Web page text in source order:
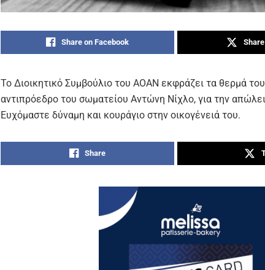
Share on Facebook
Το Διοικητικό Συμβούλιο του ΑΟΑΝ εκφράζει τα θερμά
αντιπρόεδρο του σωματείου Αντώνη Νίχλο, για την
Ευχόμαστε δύναμη και κουράγιο στην οικογένειά του.
Share